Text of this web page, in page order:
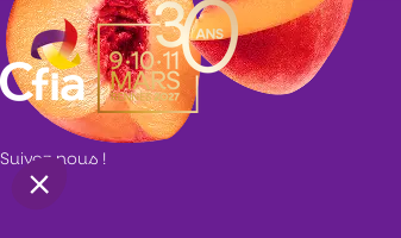
3
Suivez nous !